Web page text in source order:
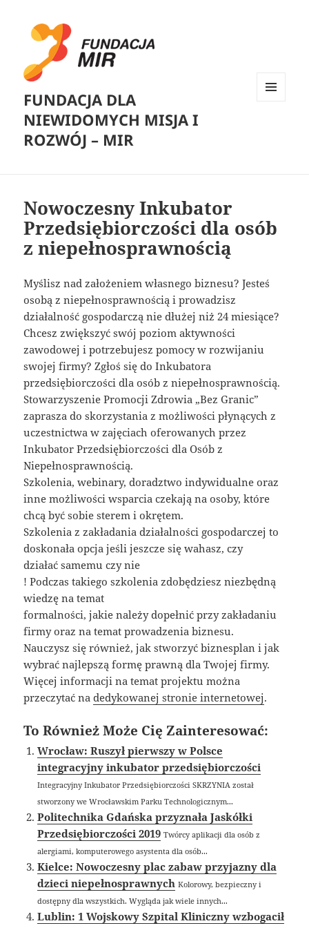
FUNDACJA DLA
NIEWIDOMYCH MISJA I
ROZWÓJ – MIR
Nowoczesny Inkubator
Przedsiębiorczości dla osób
z niepełnosprawnością
Myślisz nad założeniem własnego biznesu? Jesteś
osobą z niepełnosprawnością i prowadzisz
działalność gospodarczą nie dłużej niż 24 miesiące?
Chcesz zwiększyć swój poziom aktywności
zawodowej i potrzebujesz pomocy w rozwijaniu
swojej firmy? Zgłoś się do Inkubatora
przedsiębiorczości dla osób z niepełnosprawnością.
Stowarzyszenie Promocji Zdrowia „Bez Granic”
zaprasza do skorzystania z możliwości płynących z
uczestnictwa w zajęciach oferowanych przez
Inkubator Przedsiębiorczości dla Osób z
Niepełnosprawnością.
Szkolenia, webinary, doradztwo indywidualne oraz
inne możliwości wsparcia czekają na osoby, które
chcą być sobie sterem i okrętem.
Szkolenia z zakładania działalności gospodarczej to
doskonała opcja jeśli jeszcze się wahasz, czy
działać samemu czy nie
! Podczas takiego szkolenia zdobędziesz niezbędną
wiedzę na temat
formalności, jakie należy dopełnić przy zakładaniu
firmy oraz na temat prowadzenia biznesu.
Nauczysz się również, jak stworzyć biznesplan i jak
wybrać najlepszą formę prawną dla Twojej firmy.
Więcej informacji na temat projektu można
przeczytać nadedykowanej stronie internetowej.
To Również Może Cię Zainteresować:
Wrocław: Ruszył pierwszy w Polsce
integracyjny inkubator przedsiębiorczości
Integracyjny Inkubator Przedsiębiorczości SKRZYNIA został
stworzony we Wrocławskim Parku Technologicznym...
Politechnika Gdańska przyznała Jaskółki
Przedsiębiorczości 2019 Twórcy aplikacji dla osób z
alergiami, komputerowego asystenta dla osób...
Kielce: Nowoczesny plac zabaw przyjazny dla
dzieci niepełnosprawnych Kolorowy, bezpieczny i
dostępny dla wszystkich. Wygląda jak wiele innych...
Lublin: 1 Wojskowy Szpital Kliniczny wzbogacił